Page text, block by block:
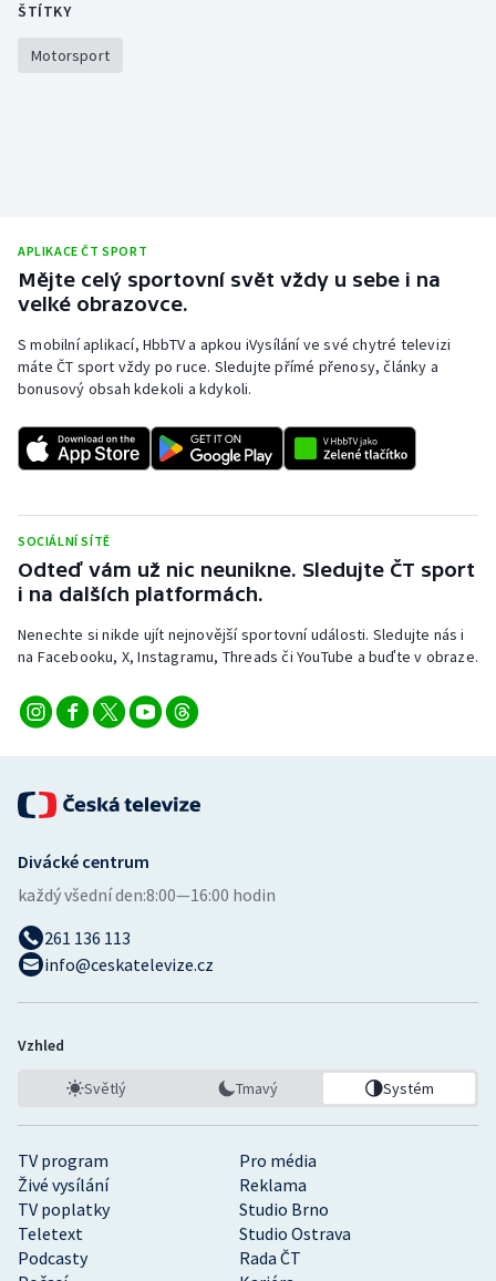
Volejbal
ŠTÍTKY
Motorsport
APLIKACE ČT SPORT
Mějte celý sportovní svět vždy u sebe i na
velké obrazovce.
S mobilní aplikací, HbbTV a apkou iVysílání ve své chytré televizi
máte ČT sport vždy po ruce. Sledujte přímé přenosy, články a
bonusový obsah kdekoli a kdykoli.
SOCIÁLNÍ SÍTĚ
Odteď vám už nic neunikne. Sledujte ČT sport
i na dalších platformách.
Nenechte si nikde ujít nejnovější sportovní události. Sledujte nás i
na Facebooku, X, Instagramu, Threads či YouTube a buďte v obraze.
TV program
Pro média
Živé vysílání
Reklama
TV poplatky
Studio Brno
Teletext
Studio Ostrava
Podcasty
Rada ČT
Divácké centrum
každý všední den:8:00—16:00 hodin
261 136 113
info@ceskatelevize.cz
Vzhled
Světlý Tmavý Systém